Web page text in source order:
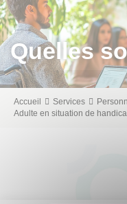
Quelles
Fil
d'Ariane
Accueil Services
Adulte en situation de